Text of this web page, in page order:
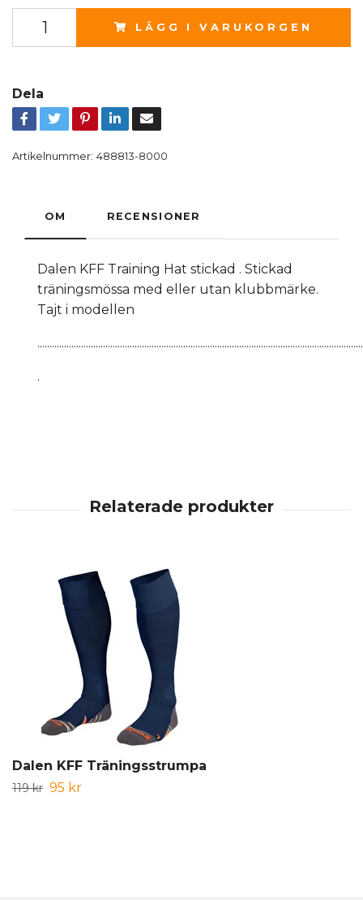
LÄGG I VARUKORGEN
Dela
Artikelnummer: 488813-8000
OM RECENSIONER
Dalen KFF Training Hat stickad . Stickad
träningsmössa med eller utan klubbmärke.
Tajt i modellen
.
Dalen KFF Träningsstrumpa
119 kr 95 kr